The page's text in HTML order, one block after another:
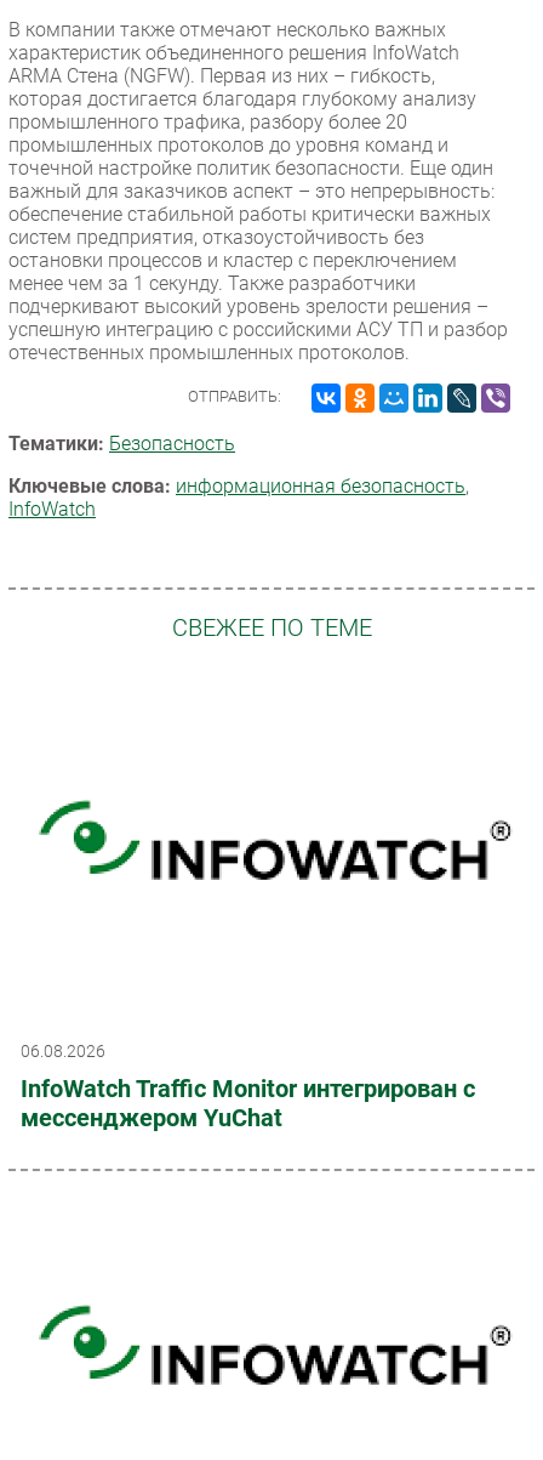
В компании также отмечают несколько важных
характеристик объединенного решения InfoWatch
ARMA Стена (NGFW). Первая из них – гибкость,
которая достигается благодаря глубокому анализу
промышленного трафика, разбору более 20
промышленных протоколов до уровня команд и
точечной настройке политик безопасности. Еще один
важный для заказчиков аспект – это непрерывность:
обеспечение стабильной работы критически важных
систем предприятия, отказоустойчивость без
остановки процессов и кластер с переключением
менее чем за 1 секунду. Также разработчики
подчеркивают высокий уровень зрелости решения –
успешную интеграцию с российскими АСУ ТП и разбор
отечественных промышленных протоколов.
ОТПРАВИТЬ:
Тематики: Безопасность
Ключевые слова: информационная безопасность,
InfoWatch
СВЕЖЕЕ ПО ТЕМЕ
06.08.2026
InfoWatch Traffic Monitor интегрирован с
мессенджером YuChat